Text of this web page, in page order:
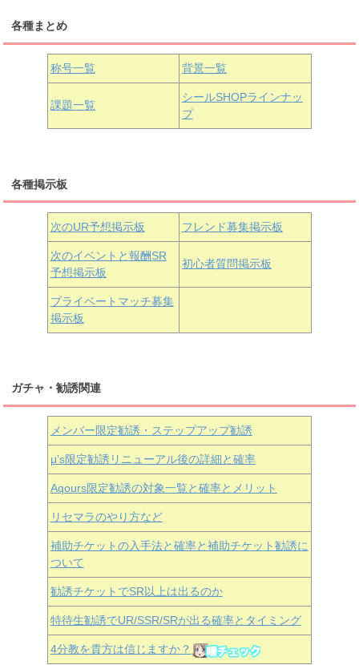
津島善子 黒澤ルビィ
浦の星女学院3年生
黒澤ダイヤ
中須かすみ 天王寺璃奈
朝香果林 近江彼方 エマ・ヴェルデ
各種まとめ
称号一覧 背景一覧
課題一覧
シールSHOPラインナッ
プ
各種掲示板
次のUR予想掲示板 フレンド募集掲示板
次のイベントと報酬SR
予想掲示板
初心者質問掲示板
プライベートマッチ募集
掲示板
ガチャ・勧誘関連
メンバー限定勧誘・ステップアップ勧誘
μ’s限定勧誘リニューアル後の詳細と確率
Aqours限定勧誘の対象一覧と確率とメリット
リセマラのやり方など
補助チケットの入手法と確率と補助チケット勧誘に
ついて
勧誘チケットでSR以上は出るのか
特待生勧誘でUR/SSR/SRが出る確率とタイミング
4分教を貴方は信じますか？